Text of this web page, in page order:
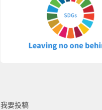
我要投稿